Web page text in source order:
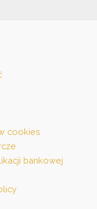
cookies
bankowej